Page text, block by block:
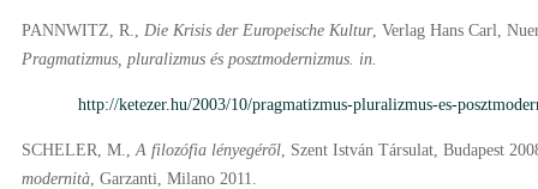
PANNWITZ, R., Die Krisis der Europeische Kultur, Verlag Hans Carl,
Pragmatizmus, pluralizmus és posztmodernizmus. in.
http://ketezer.hu/2003/10/pragmatizmus-pluralizmus-es-
SCHELER, M., A filozófia lényegéről, Szent István Társulat, Budapest
modernità, Garzanti, Milano 2011.